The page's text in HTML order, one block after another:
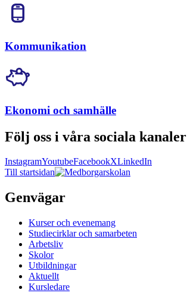
Kommunikation
Ekonomi och samhälle
Följ oss i våra sociala kanaler
InstagramYoutubeFacebookXLinkedIn
Till startsidan
Genvägar
Kurser och evenemang
Studiecirklar och samarbeten
Arbetsliv
Skolor
Utbildningar
Aktuellt
Kursledare